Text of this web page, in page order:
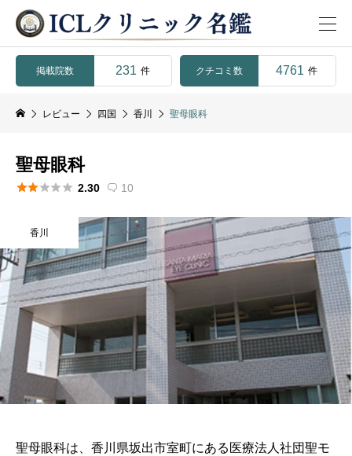
掲載院数 231 件 クチコミ数 4761 件
レビュー 四国 香川 聖母眼科
聖母眼科
 2.30  10
香川
聖母眼科は、香川県坂出市室町にある医療法人社団聖モ